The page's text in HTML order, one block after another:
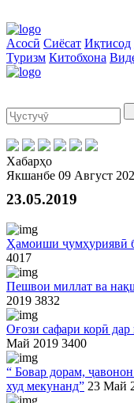
Асосӣ Сиёсат Иқтисод
Туризм Китобхона
Хабарҳо
Якшанбе 09 Август
23.05.2019
Ҳамоиши ҷумҳуриявӣ
4017
Пешвои миллат ва
2019 3832
Оғози сафари корӣ
Май 2019 3400
“ Бовар дорам,
худ мекунанд” 23 Май